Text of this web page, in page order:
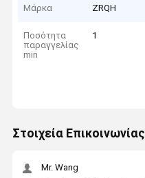
Μάρκα ZRQH
Ποσότητα
παραγγελίας
min
1
Στοιχεία Επικοινωνίας
Mr. Wang